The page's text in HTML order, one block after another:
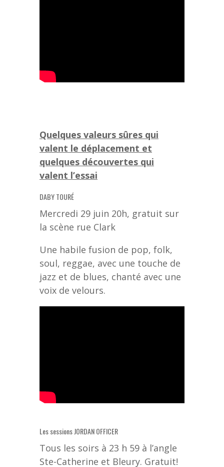
Quelques valeurs sûres qui
valent le déplacement et
quelques découvertes qui
valent l’essai
DABY TOURÉ
Mercredi 29 juin 20h, gratuit sur
la scène rue Clark
Une habile fusion de pop, folk,
soul, reggae, avec une touche de
jazz et de blues, chanté avec une
voix de velours.
Les sessions JORDAN OFFICER
Tous les soirs à 23 h 59 à l’angle
Ste-Catherine et Bleury. Gratuit!